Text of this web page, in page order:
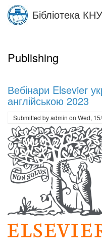
Skip
main
Бібліотека
Publishing
Вебінари Elsevier
англійською 2023
Submitted byadmin on Wed,